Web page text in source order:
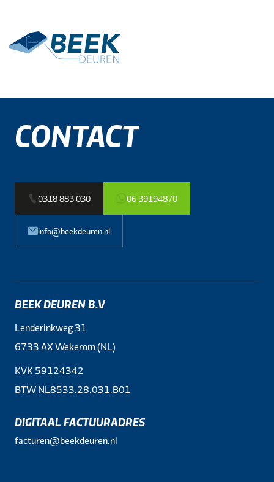
Toepassingen
CONTACT
0318 883 030 06 39194870
info@beekdeuren.nl
BEEK DEUREN B.V
Lenderinkweg 31
6733 AX Wekerom (NL)
KVK 59124342
BTW NL8533.28.031.B01
DIGITAAL FACTUURADRES
facturen@beekdeuren.nl